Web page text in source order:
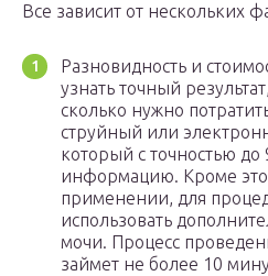
Все зависит от нескольких
Разновидность и
узнать точный
сколько нужно
струйный или
который с точностью до
информацию. Кроме
применении, для
использовать
мочи. Процесс
займет не более 10